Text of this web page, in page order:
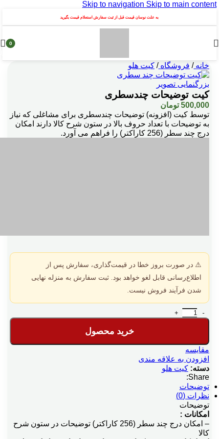
Skip to navigation Skip to main content
به علت نوسان قیمت قبل از ثبت سفارش استعلام قیمت بگیرید
0
خانه/ فروشگاه/ کیت هلو
بزرگنمایی تصویر
کیت توضیحات چندسطری
500,000 تومان
توسط کيت (افزونه) توضیحات چندسطری برای مشاغلی که نیاز
به توضیحات با تعداد حروف بالا در ستون شرح کالا دارند امکان
درج چند سطر (256 کاراکتر) را فراهم می آورد.
⚠️ در صورت بروز خطا در قیمت‌گذاری، سفارش پس از
اطلاع‌رسانی قابل لغو خواهد بود. ثبت سفارش به منزله نهایی
شدن فرآیند فروش نیست.
کیت توضیحات چندسطری عدد
خرید محصول
مقایسه
افزودن به علاقه مندی
دسته: کیت هلو
Share:
توضیحات
نظرات (0)
توضیحات
امکانات :
– امکان درج چند سطر (256 کاراکتر) توضیحات در ستون شرح
کالا